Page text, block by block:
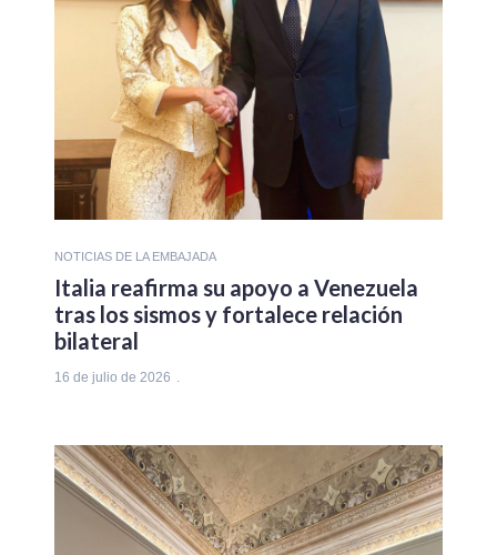
NOTICIAS DE LA EMBAJADA
Italia reafirma su apoyo a Venezuela
tras los sismos y fortalece relación
bilateral
16 de julio de 2026